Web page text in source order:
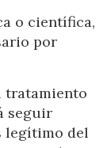
o científica,
por
tratamiento
seguir
legítimo del